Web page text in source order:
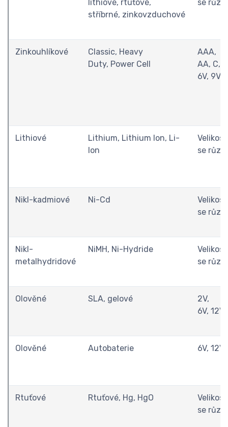
lithiové, rtuťové,
stříbrné, zinkovzduchové
se různí
Zinkouhlíkové
Classic, Heavy
Duty, Power Cell
AAA,
AA, C,
6V, 9V
Lithiové
Lithium, Lithium Ion, Li-
Ion
Velikost
se různí
Nikl-kadmiové Ni-Cd
Velikost
se různí
Nikl-
metalhydridové
NiMH, Ni-Hydride
Velikost
se různí
Olověné SLA, gelové
2V,
6V, 12V
Olověné Autobaterie 6V, 12V
Rtuťové Rtuťové, Hg, HgO
Velikost
se různí